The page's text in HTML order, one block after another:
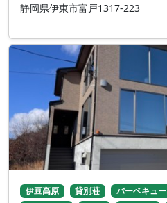
静岡県伊東市富戸1317-223
伊豆高原 貸別荘 バーベキュー